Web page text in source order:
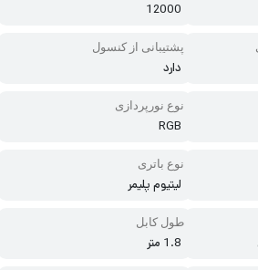
12000
پشتیبانی از کنسول
دارد
نوع نورپردازی
RGB
نوع باتری
لیتیوم پلیمر
طول کابل
1.8 متر